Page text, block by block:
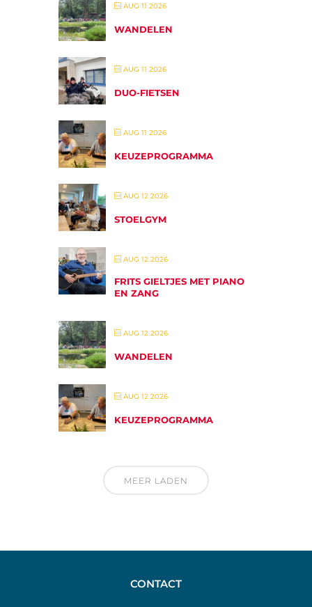
AUG 11 2026
WANDELEN
AUG 11 2026
DUO-FIETSEN
AUG 11 2026
KEUZEPROGRAMMA
AUG 12 2026
STOELGYM
AUG 12 2026
FRITS GIELTJES MET PIANO
EN ZANG
AUG 12 2026
WANDELEN
AUG 12 2026
KEUZEPROGRAMMA
MEER LADEN
CONTACT